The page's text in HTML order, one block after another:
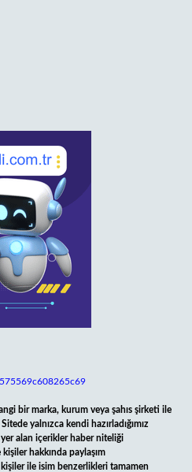
bir marka, kurum veya şahıs şirketi ile
yalnızca kendi hazırladığımız
yer alan içerikler haber niteliği
hakkında paylaşım
ile isim benzerlikleri tamamen